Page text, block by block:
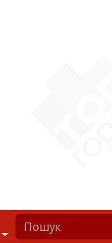
Стиль життя